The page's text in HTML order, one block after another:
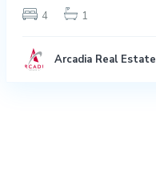
4
1
Arcadia Real Estate